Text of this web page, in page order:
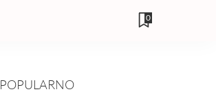
0
POPULARNO